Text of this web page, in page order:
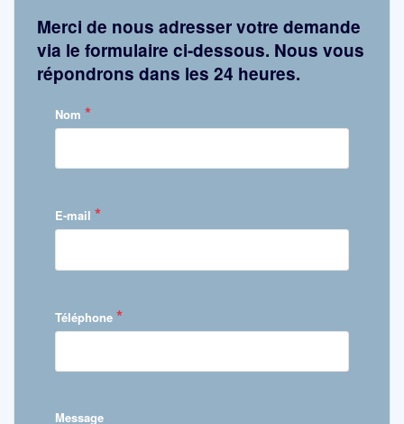
Merci de nous adresser votre demande
via le formulaire ci-dessous. Nous vous
répondrons dans les 24 heures.
Nom *
E-mail *
Téléphone *
Message